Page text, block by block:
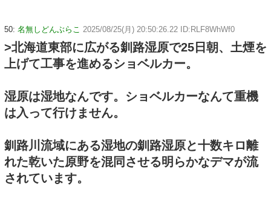
50: 名無しどんぶらこ 2025/08/25(月) 20:50:26.22 ID:RLF8WhWf0
>北海道東部に広がる釧路湿原で25日朝、土煙を
上げて工事を進めるショベルカー。
湿原は湿地なんです。ショベルカーなんて重機
は入って行けません。
釧路川流域にある湿地の釧路湿原と十数キロ離
れた乾いた原野を混同させる明らかなデマが流
されています。